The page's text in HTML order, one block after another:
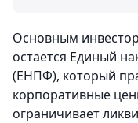
Основным
остается Единый
(ЕНПФ), который
корпоративные
ограничивает